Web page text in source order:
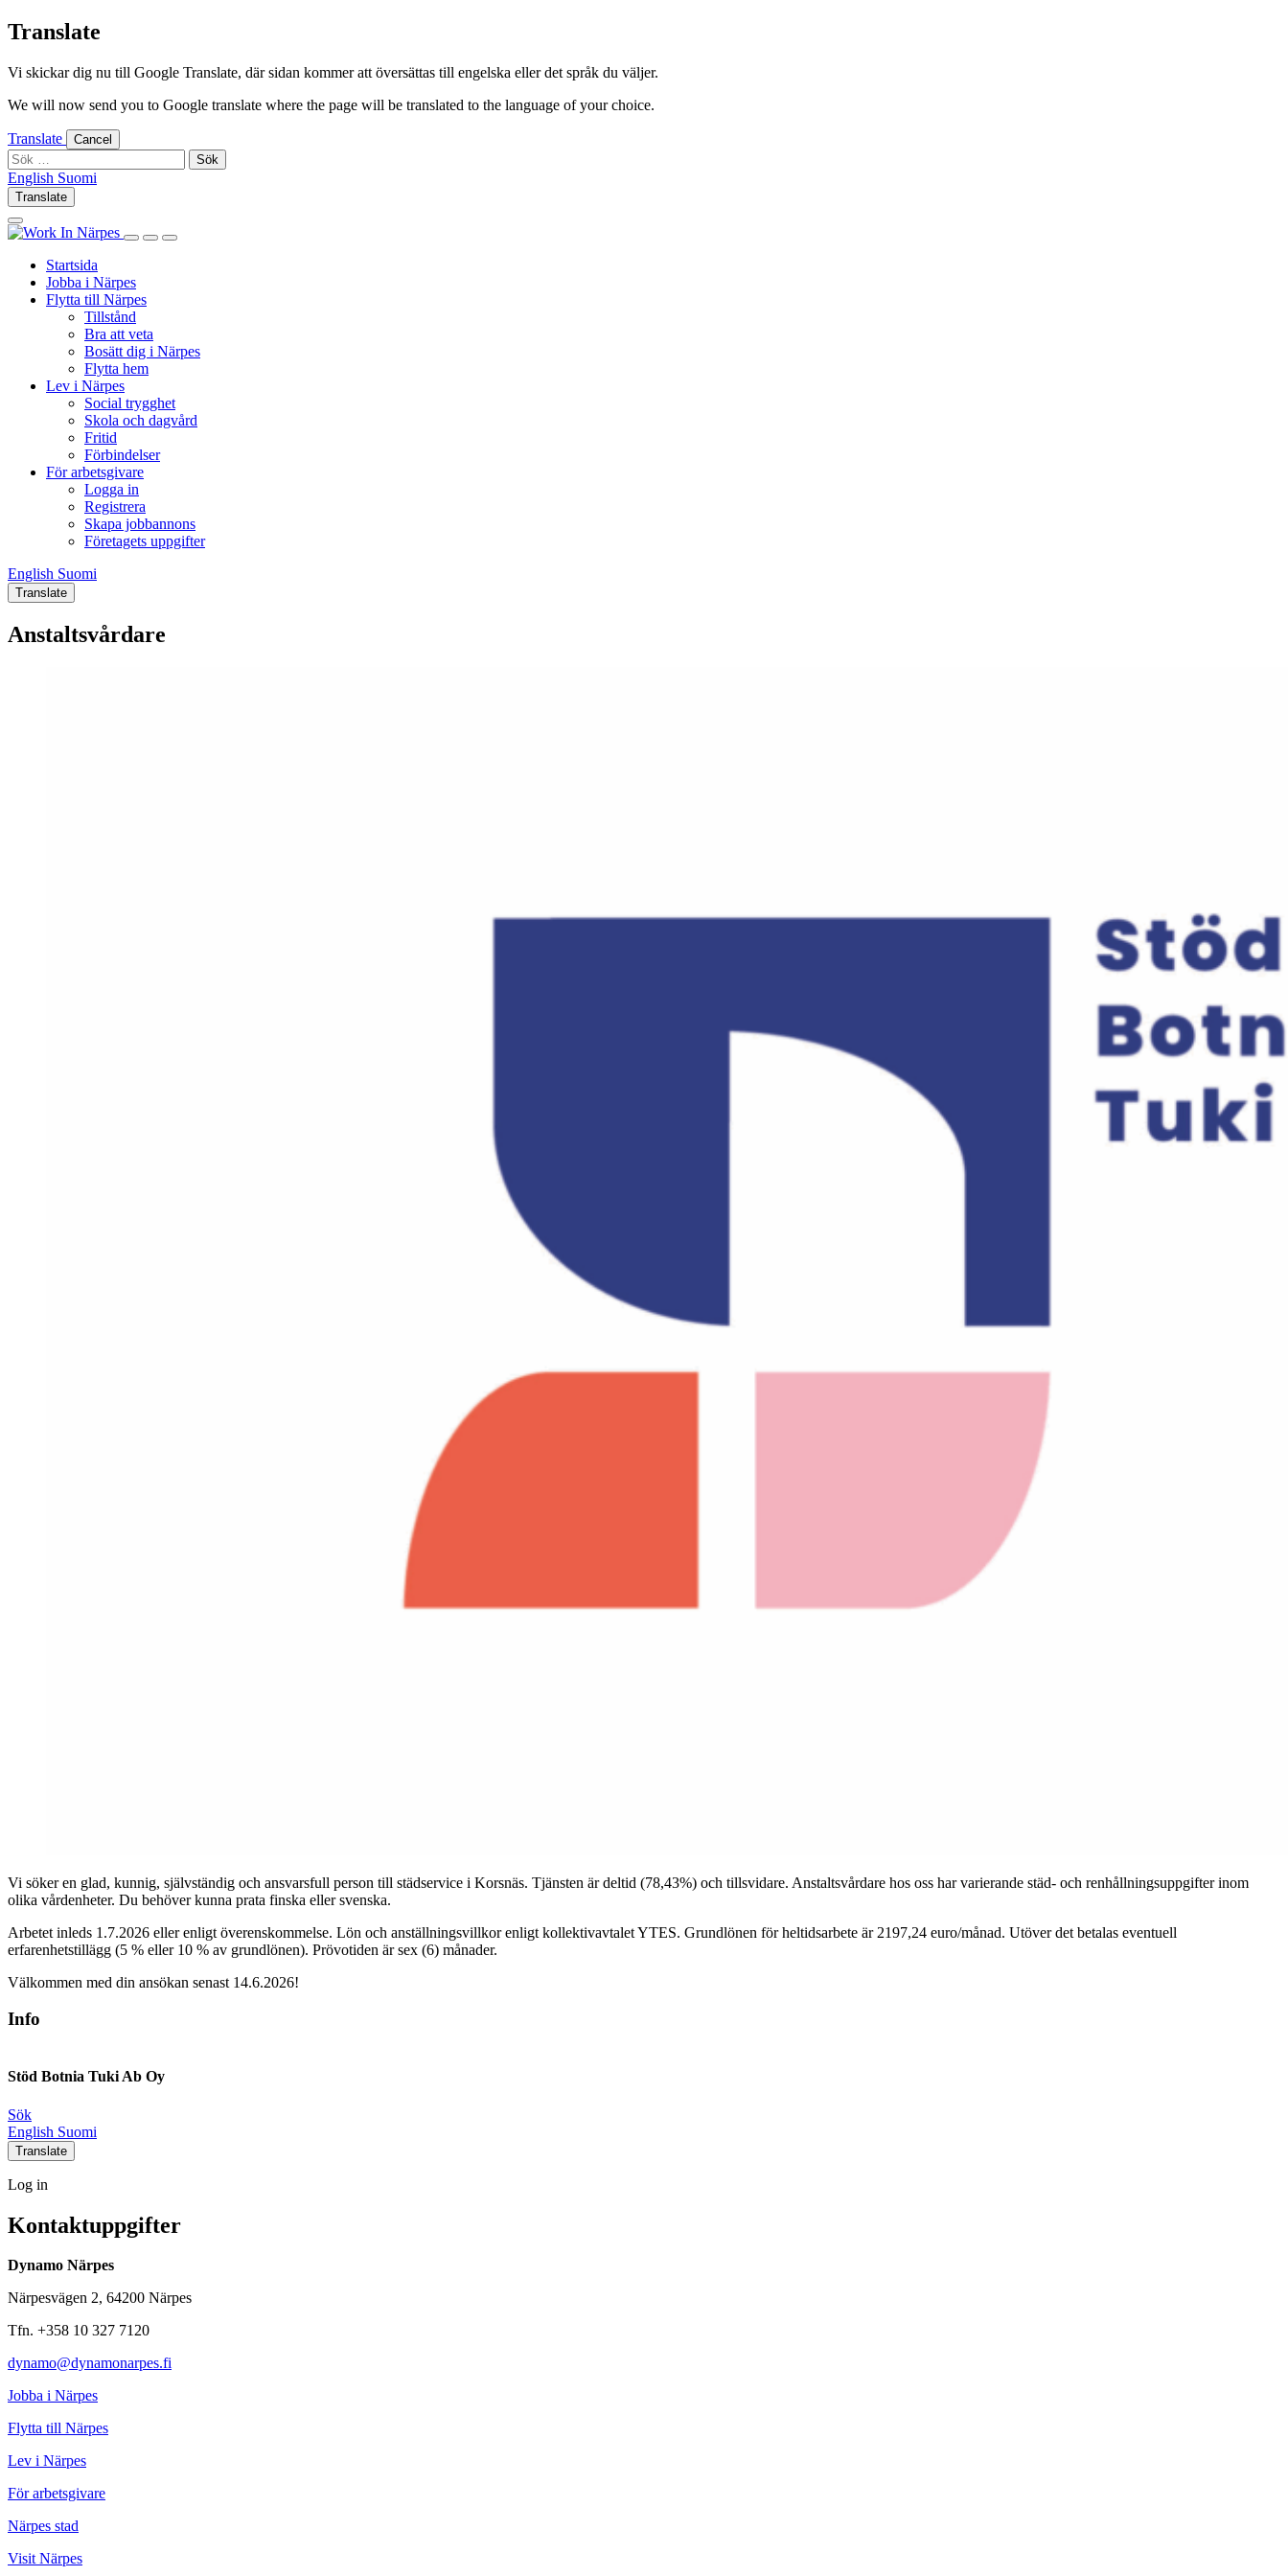
Skip
to
Translate
Vi skickar dig nu till Google Translate, där sidan kommer att översättas till engelska eller det språk du väljer.
We will now send you to Google translate where the page will be translated to the language of your choice.
Translate Cancel
Sök
efter:
English English
Suomi
Translate
Log
inSearch
this
LogSearchShow
Startsida
Jobba i Närpes
Flytta till Närpes
Tillstånd
Bra att veta
Bosätt dig i Närpes
Flytta hem
Lev i Närpes
Social trygghet
Skola och dagvård
Fritid
Förbindelser
För arbetsgivare
Logga in
Registrera
Skapa jobbannons
Företagets uppgifter
English English
Suomi
Translate
Anstaltsvårdare
Vi söker en glad, kunnig, självständig och ansvarsfull person till städservice i Korsnäs. Tjänsten är deltid (78,43%) och tillsvidare. Anstaltsvårdare hos oss har varierande städ- och renhållningsuppgifter inom
olika vårdenheter. Du behöver kunna prata finska eller svenska.
Arbetet inleds 1.7.2026 eller enligt överenskommelse. Lön och anställningsvillkor enligt kollektivavtalet YTES. Grundlönen för heltidsarbete är 2197,24 euro/månad. Utöver det betalas eventuell
erfarenhetstillägg (5 % eller 10 % av grundlönen). Prövotiden är sex (6) månader.
Välkommen med din ansökan senast 14.6.2026!
Info
Stöd Botnia Tuki Ab Oy
Sök
Social
link
Social
link
Social
link
Social
link
English Suomi
Translate
Log
Log in
Kontaktuppgifter
Dynamo Närpes
Närpesvägen 2, 64200 Närpes
Tfn. +358 10 327 7120
dynamo@dynamonarpes.fi
Jobba i Närpes
Flytta till Närpes
Lev i Närpes
För arbetsgivare
Närpes stad
Visit Närpes